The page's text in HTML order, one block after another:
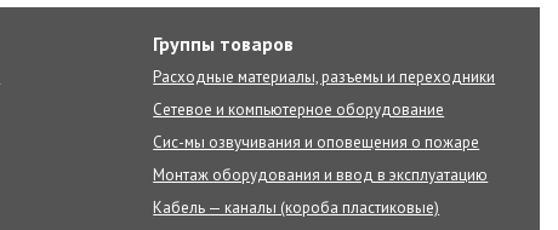
Группы товаров
Расходные материалы, разъемы и переходники
Сетевое и компьютерное оборудование
Сис-мы озвучивания и оповещения о пожаре
Монтаж оборудования и ввод в эксплуатацию
Кабель — каналы (короба пластиковые)